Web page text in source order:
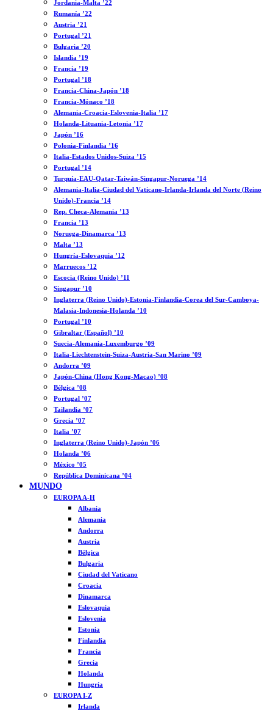
Jordania-Malta ’22
Rumanía ’22
Austria ’21
Portugal ’21
Bulgaria ’20
Islandia ’19
Francia ’19
Portugal ’18
Francia-China-Japón ’18
Francia-Mónaco ’18
Alemania-Croacia-Eslovenia-Italia ’17
Holanda-Lituania-Letonia ’17
Japón ’16
Polonia-Finlandia ’16
Italia-Estados Unidos-Suiza ’15
Portugal ’14
Turquía-EAU-Qatar-Taiwán-Singapur-Noruega ’14
Alemania-Italia-Ciudad del Vaticano-Irlanda-Irlanda del Norte (Reino
Unido)-Francia ’14
Rep. Checa-Alemania ’13
Francia ’13
Noruega-Dinamarca ’13
Malta ’13
Hungría-Eslovaquia ’12
Marruecos ’12
Escocia (Reino Unido) ’11
Singapur ’10
Inglaterra (Reino Unido)-Estonia-Finlandia-Corea del Sur-Camboya-
Malasia-Indonesia-Holanda ’10
Portugal ’10
Gibraltar (Español) ’10
Suecia-Alemania-Luxemburgo ’09
Italia-Liechtenstein-Suiza-Austria-San Marino ’09
Andorra ’09
Japón-China (Hong Kong-Macao) ’08
Bélgica ’08
Portugal ’07
Tailandia ’07
Grecia ’07
Italia ’07
Inglaterra (Reino Unido)-Japón ’06
Holanda ’06
México ’05
República Dominicana ’04
MUNDO
EUROPA A-H
Albania
Alemania
Andorra
Austria
Bélgica
Bulgaria
Ciudad del Vaticano
Croacia
Dinamarca
Eslovaquia
Eslovenia
Estonia
Finlandia
Francia
Grecia
Holanda
Hungría
EUROPA I-Z
Irlanda